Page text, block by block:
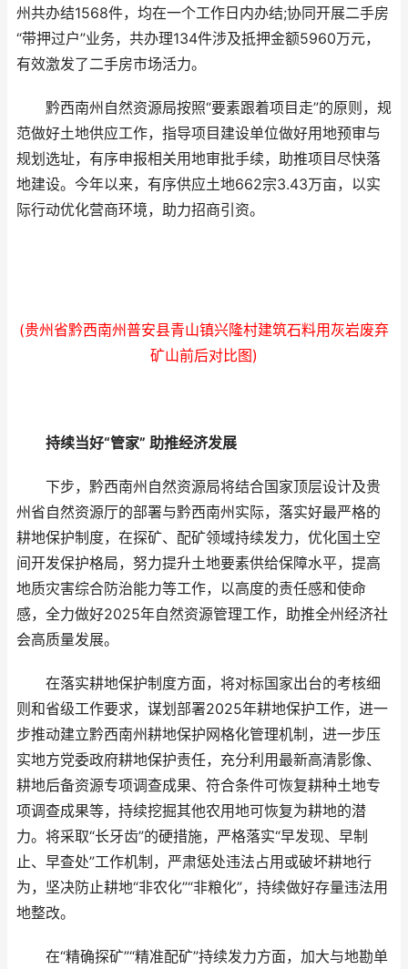
州共办结1568件，均在一个工作日内办结;协同开展二手房
“带押过户”业务，共办理134件涉及抵押金额5960万元，
有效激发了二手房市场活力。
黔西南州自然资源局按照“要素跟着项目走”的原则，规
范做好土地供应工作，指导项目建设单位做好用地预审与
规划选址，有序申报相关用地审批手续，助推项目尽快落
地建设。今年以来，有序供应土地662宗3.43万亩，以实
际行动优化营商环境，助力招商引资。
(贵州省黔西南州普安县青山镇兴隆村建筑石料用灰岩废弃
矿山前后对比图)
持续当好“管家” 助推经济发展
下步，黔西南州自然资源局将结合国家顶层设计及贵
州省自然资源厅的部署与黔西南州实际，落实好最严格的
耕地保护制度，在探矿、配矿领域持续发力，优化国土空
间开发保护格局，努力提升土地要素供给保障水平，提高
地质灾害综合防治能力等工作，以高度的责任感和使命
感，全力做好2025年自然资源管理工作，助推全州经济社
会高质量发展。
在落实耕地保护制度方面，将对标国家出台的考核细
则和省级工作要求，谋划部署2025年耕地保护工作，进一
步推动建立黔西南州耕地保护网格化管理机制，进一步压
实地方党委政府耕地保护责任，充分利用最新高清影像、
耕地后备资源专项调查成果、符合条件可恢复耕种土地专
项调查成果等，持续挖掘其他农用地可恢复为耕地的潜
力。将采取“长牙齿”的硬措施，严格落实“早发现、早制
止、早查处”工作机制，严肃惩处违法占用或破坏耕地行
为，坚决防止耕地“非农化”“非粮化”，持续做好存量违法用
地整改。
在“精确探矿”“精准配矿”持续发力方面，加大与地勘单